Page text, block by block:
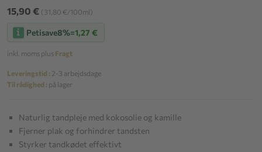
15,90 € (31,80 €/100ml)
Petisave8%=1,27 €
inkl. moms plus Fragt
Leveringstid : 2-3 arbejdsdage
Til rådighed : på lager
Naturlig tandpleje med kokosolie og kamille
Fjerner plak og forhindrer tandsten
Styrker tandkødet effektivt